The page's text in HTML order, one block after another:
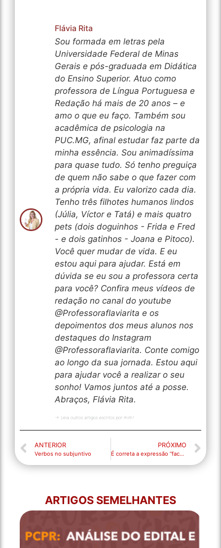
Flávia Rita
Sou formada em letras pela
Universidade Federal de Minas
Gerais e pós-graduada em Didática
do Ensino Superior. Atuo como
professora de Língua Portuguesa e
Redação há mais de 20 anos – e
amo o que eu faço. Também sou
acadêmica de psicologia na
PUC.MG, afinal estudar faz parte da
minha essência. Sou animadíssima
para quase tudo. Só tenho preguiça
de quem não sabe o que fazer com
a própria vida. Eu valorizo cada dia.
Tenho três filhotes humanos lindos
(Júlia, Víctor e Tatá) e mais quatro
pets (dois doguinhos - Frida e Fred
- e dois gatinhos - Joana e Pitoco).
Você quer mudar de vida. E eu
estou aqui para ajudar. Está em
dúvida se eu sou a professora certa
para você? Confira meus vídeos de
redação no canal do youtube
@Professoraflaviarita e os
depoimentos dos meus alunos nos
destaques do Instagram
@Professoraflaviarita. Conte comigo
ao longo da sua jornada. Estou aqui
para ajudar você a realizar o seu
sonho! Vamos juntos até a posse.
Abraços, Flávia Rita.
→ Leia outros artigos escritos por mim!
ANTERIOR
Verbos no subjuntivo
PRÓXIMO
É correta a expressão “face a”?
ARTIGOS SEMELHANTES